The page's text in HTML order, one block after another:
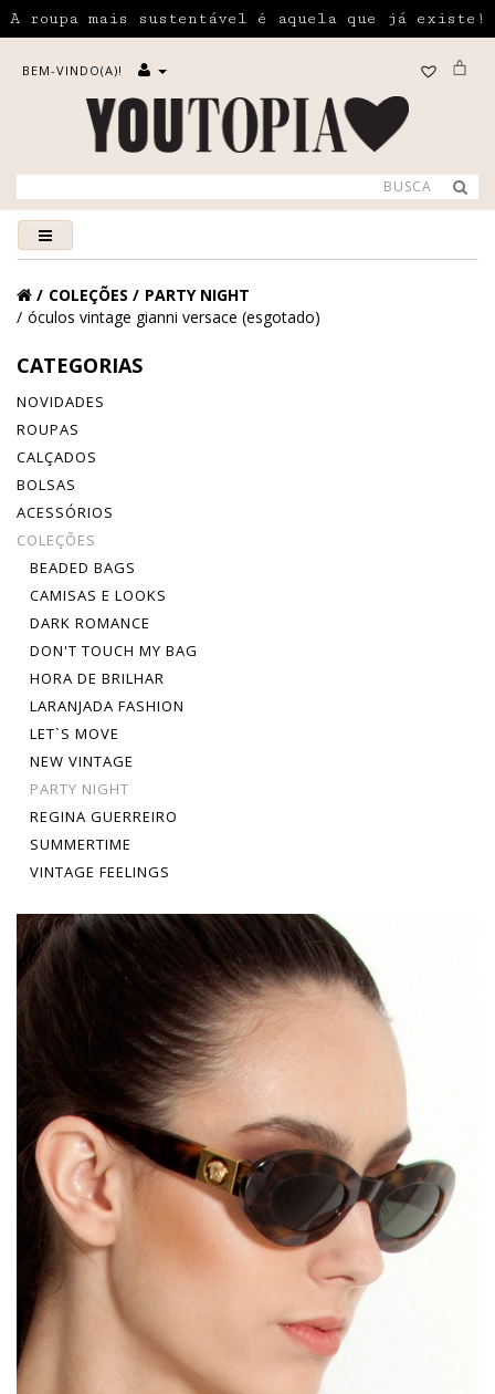
A roupa mais sustentável é aquela que já existe!
BEM-VINDO(A)!
COLEÇÕES
PARTY NIGHT
óculos vintage gianni versace (esgotado)
CATEGORIAS
NOVIDADES
ROUPAS
CALÇADOS
BOLSAS
ACESSÓRIOS
COLEÇÕES
BEADED BAGS
CAMISAS E LOOKS
DARK ROMANCE
DON'T TOUCH MY BAG
HORA DE BRILHAR
LARANJADA FASHION
LET`S MOVE
NEW VINTAGE
PARTY NIGHT
REGINA GUERREIRO
SUMMERTIME
VINTAGE FEELINGS